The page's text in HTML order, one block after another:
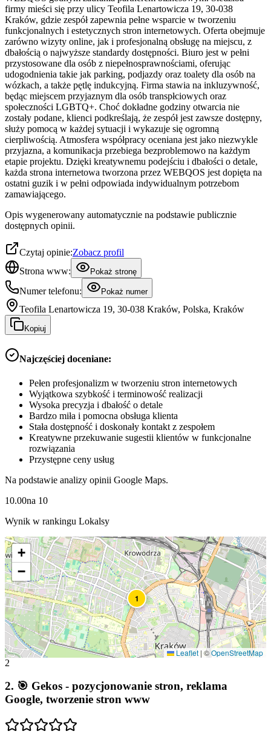
firmy mieści się przy ulicy Teofila Lenartowicza 19, 30-038
Kraków, gdzie zespół zapewnia pełne wsparcie w tworzeniu
funkcjonalnych i estetycznych stron internetowych. Oferta obejmuje
zarówno wizyty online, jak i profesjonalną obsługę na miejscu, z
dbałością o najwyższe standardy dostępności. Biuro jest w pełni
przystosowane dla osób z niepełnosprawnościami, oferując
udogodnienia takie jak parking, podjazdy oraz toalety dla osób na
wózkach, a także pętlę indukcyjną. Firma stawia na inkluzywność,
będąc miejscem przyjaznym dla osób transpłciowych oraz
społeczności LGBTQ+. Choć dokładne godziny otwarcia nie
zostały podane, klienci podkreślają, że zespół jest zawsze dostępny,
służy pomocą w każdej sytuacji i wykazuje się ogromną
cierpliwością. Atmosfera współpracy oceniana jest jako niezwykle
przyjazna, a komunikacja przebiega bezproblemowo na każdym
etapie projektu. Dzięki kreatywnemu podejściu i dbałości o detale,
każda strona internetowa tworzona przez WEBQOS jest dopięta na
ostatni guzik i w pełni odpowiada indywidualnym potrzebom
zamawiającego.
Opis wygenerowany automatycznie na podstawie publicznie
dostępnych opinii.
Czytaj opinie:Zobacz profil
Strona www:
Pokaż stronę
Numer telefonu: Pokaż numer
Teofila Lenartowicza 19, 30-038 Kraków, Polska, Kraków
Kopiuj
Najczęściej doceniane:
Pełen profesjonalizm w tworzeniu stron internetowych
Wyjątkowa szybkość i terminowość realizacji
Wysoka precyzja i dbałość o detale
Bardzo miła i pomocna obsługa klienta
Stała dostępność i doskonały kontakt z zespołem
Kreatywne przekuwanie sugestii klientów w funkcjonalne
rozwiązania
Przystępne ceny usług
Na podstawie analizy opinii Google Maps.
10.00na 10
Wynik w rankingu Lokalsy
1
+
−
Leaflet | ©OpenStreetMap
2
2. 🎯 Gekos - pozycjonowanie stron, reklama
Google, tworzenie stron www